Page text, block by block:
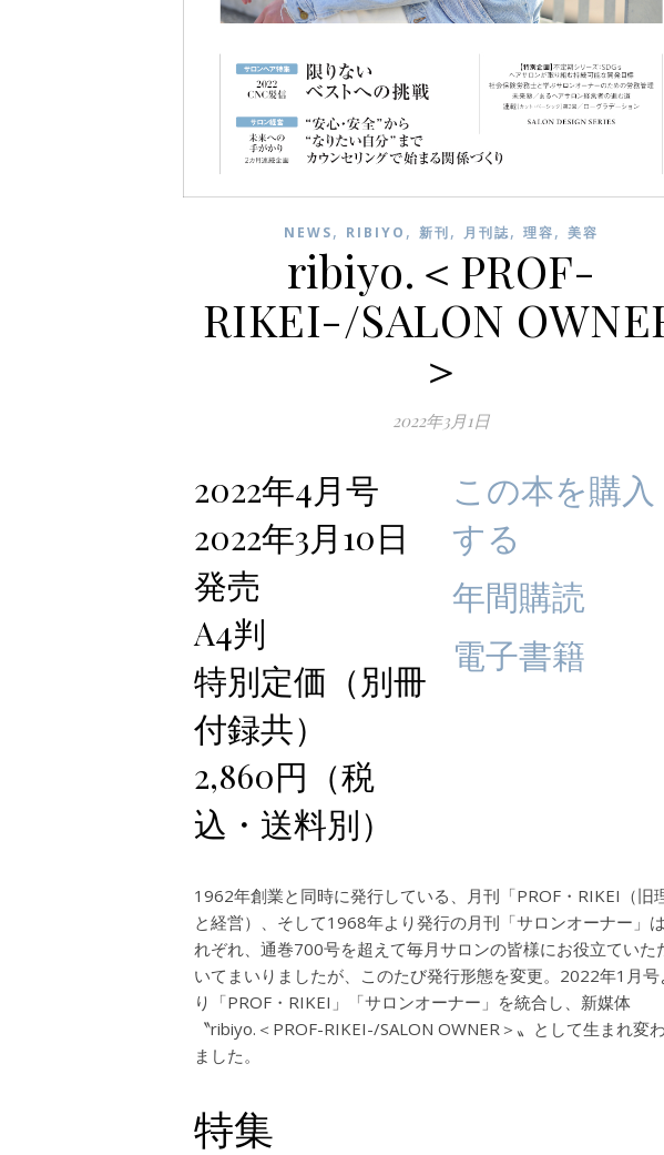
NEWS, RIBIYO , 新刊, 月刊誌, 理容, 美容
ribiyo.＜PROF-
RIKEI-/SALON
＞
2022年3月1日
2022年4月号
2022年3月10日
発売
A4判
特別定価（別冊
付録共）
2,860円（税
込・送料別）
この本を購入
する
年間購読
電子書籍
1962年創業と同時に発行している、月刊「PROF・RIKEI（旧
と経営）、そして1968年より発行の月刊「サロンオーナー」
れぞれ、通巻700号を超えて毎月サロンの皆様にお役立ていた
いてまいりましたが、このたび発行形態を変更。2022年1月号
り「PROF・RIKEI」「サロンオーナー」を統合し、新媒体
〝ribiyo.＜PROF-RIKEI-/SALON OWNER＞〟として生まれ変
ました。
特集